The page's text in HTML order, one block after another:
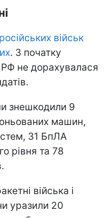
військ
. З початку
РФ не дорахувалася
знешкодили 9
машин,
31 БпЛА
рівня та 78
війська і
уразили 20